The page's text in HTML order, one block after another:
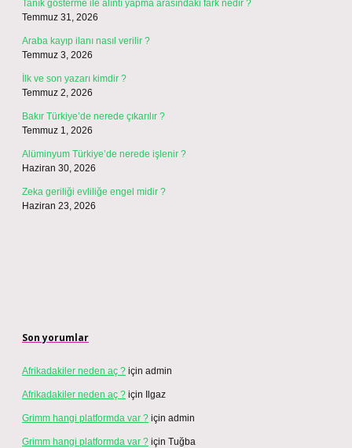
Tanık gösterme ile alıntı yapma arasındaki fark nedir ?
Temmuz 31, 2026
Araba kayıp ilanı nasıl verilir ?
Temmuz 3, 2026
İlk ve son yazarı kimdir ?
Temmuz 2, 2026
Bakır Türkiye’de nerede çıkarılır ?
Temmuz 1, 2026
Alüminyum Türkiye’de nerede işlenir ?
Haziran 30, 2026
Zeka geriliği evliliğe engel midir ?
Haziran 23, 2026
Son yorumlar
Afrikadakiler neden aç ? için admin
Afrikadakiler neden aç ? için Ilgaz
Grimm hangi platformda var ? için admin
Grimm hangi platformda var ? için Tuğba